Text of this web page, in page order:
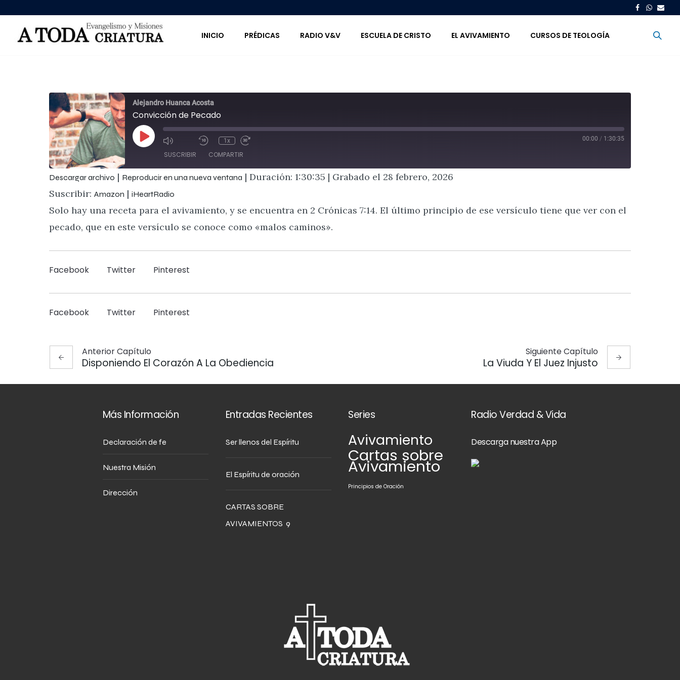
INICIO PRÉDICAS RADIO V&V ESCUELA DE CRISTO EL AVIVAMIENTO CURSOS DE TEOLOGÍA
Alejandro Huanca Acosta
Convicción de Pecado
Reproducir episodioMute/Unmute Episode
Rebobinar 10 segundos
1x 00:00 / 1:30:35
SUSCRIBIR COMPARTIR
Amazon
FEED RSS
COMPARTIR
ENLACE
Descargar archivo | Reproducir en una nueva ventana | Duración: 1:30:35 | Grabado el 28 febrero, 2026
Suscribir: Amazon | iHeartRadio
Solo hay una receta para el avivamiento, y se encuentra en 2 Crónicas 7:14. El último principio de ese versículo tiene que ver con el
pecado, que en este versículo se conoce como «malos caminos».
Facebook Twitter Pinterest
Facebook Twitter Pinterest
AnteriorCapítulo
Disponiendo El Corazón A La Obediencia
SiguienteCapítulo
La Viuda Y El Juez Injusto
Más Información
Declaración de fe
Nuestra Misión
Dirección
Entradas Recientes
Ser llenos del Espíritu
El Espíritu de oración
CARTAS SOBRE
AVIVAMIENTOS 9
Series
Avivamiento
Cartas sobre
Avivamiento
Principios de Oración
Radio Verdad & Vida
Descarga nuestra App